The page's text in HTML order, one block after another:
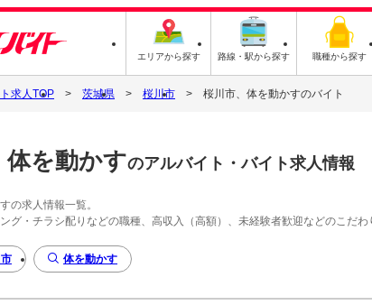
エリアから探す 路線・駅から探す 職種から探す
求人TOP 茨城県 桜川市 桜川市、体を動かすのバイト
体を動かすのアルバイト・バイト求人情報
の求人情報一覧。
グ・チラシ配りなどの職種、高収入（高額）、未経験者歓迎などのこだわ
体を動かす